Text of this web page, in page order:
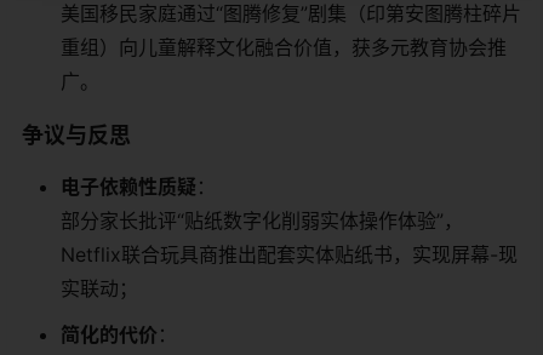
美国移民家庭通过“图腾修复”剧集（印第安图腾柱碎片
重组）向儿童解释文化融合价值，获多元教育协会推
广。
​争议与反思​
​电子依赖性质疑​ ​：
部分家长批评“贴纸数字化削弱实体操作体验”，
Netflix联合玩具商推出配套实体贴纸书，实现屏幕-现
实联动；
​简化的代价​ ​：